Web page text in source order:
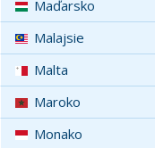
Maďarsko
Malajsie
Malta
Maroko
Monako